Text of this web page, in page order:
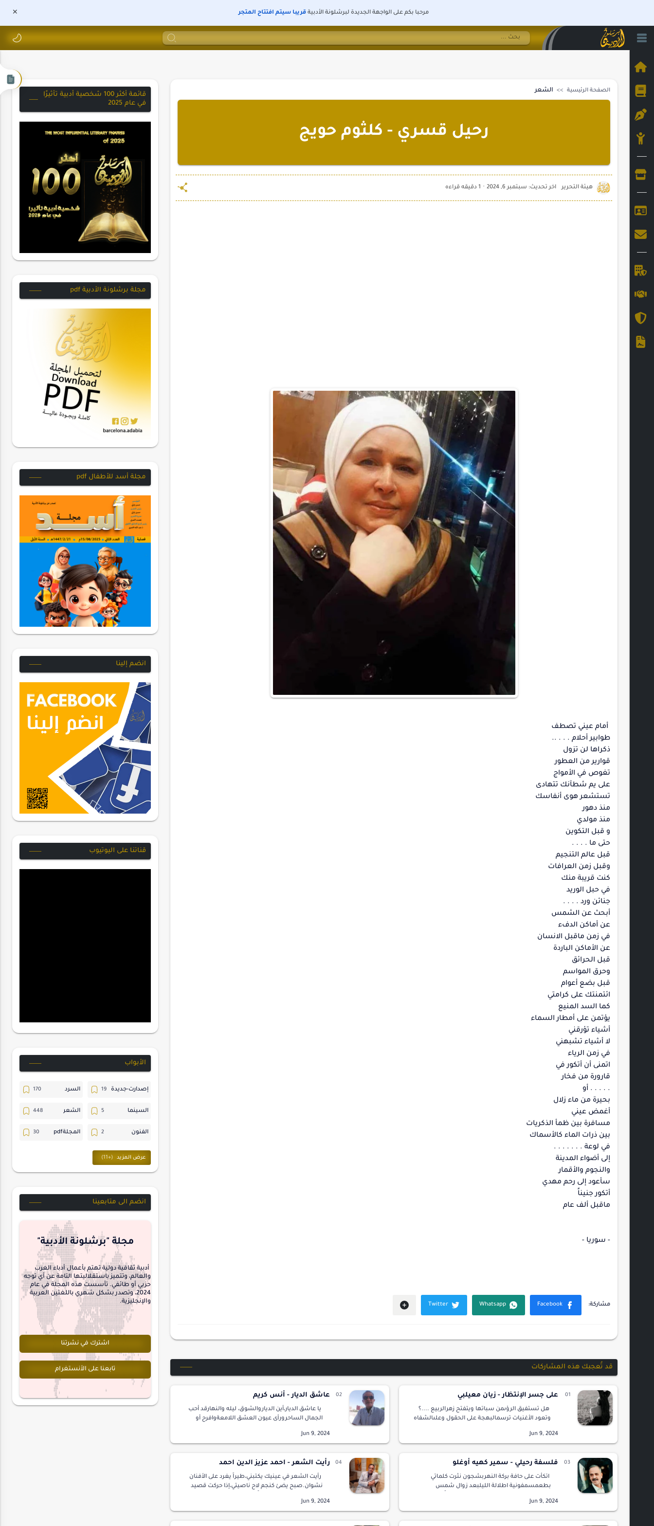
مرحبا بكم على الواجهة الجديدة لبرشلونة الأدبية قريبا سيتم افتتاح المتجر
الصفحة الرئيسية الشعر
رحيل قسري - كلثوم حويج
1 دقيقه قراءه
أمام عيني تصطف
طوابير أحلام . . . ..
ذكراها لن تزول
قوارير من العطور
تغوص في الأمواج
على يم شطآنك تتهادى
تستشعر هوى أنفاسك
منذ دهور
منذ مولدي
و قبل التكوين
حتى ما . . . .
قبل عالم التنجيم
وقبل زمن العرافات
كنت قريبة منك
في حبل الوريد
جنائن ورد . . . .
أبحث عن الشمس
عن أماكن الدفء
في زمن ماقبل الانسان
عن الأماكن الباردة
قبل الحرائق
وحرق المواسم
قبل بضع أعوام
ائتمنتك على كرامتي
كما السد المنيع
يؤتمن على أمطار السماء
أشياء تؤرقني
لا أشياء تشبهني
في زمن الرياء
اتمنى أن أتكور في
قارورة من فخار
. . . . . أو
بحيرة من ماء زلال
أغمض عيني
مسافرة بين ظمأ الذكريات
بين ذرات الماء كالأسماك
في لوعة . . . . . . .
إلى أضواء المدينة
والنجوم والأقمار
سأعود إلى رحم مهدي
أتكور جنيناً
ماقبل ألف عام
- سوريا -
قد تُعجبك هذه المشاركات
على جسر الإنتظار - زيان معيلبي
هل تستفيق الرؤىمن سباتها ويتفتح زهرالربيع ....؟
وتعود الأغنيات ترسمالبهجة على الحقول وعلىالشفاه
الأماسي وترقصعلى الضوء رقصتها البديع…
عاشق الديار - أنس كريم
يا عاشق الديار،أين الدياروالشوق، ليله والنهارقد أحب
الجمال الساحرورأى عيون العشق اللامعةوافرح أو
الوجوهصرت حالما وقلت هل منوعوديا عاشق ال…
فلسفة رحيلي - سمير كهيه أوغلو
اتكأت على حافة بركة النهربشجون نثرت كلماتي
بطعمسمفونية اطلالة الليلبعد زوال شمس
الوهميةأتقن لغة الحداثةوبقايا فلسفة الصمتلكنن…
رأيت الشعر - احمد عزيز الدين احمد
رأيت الشعر في عينيك يكتبني،طيراً يغرد على الأفنان
نشوان.صبح يضئ كنجم لاح ناصيتي،إذا حركت قصيد
كؤوس في العشق أزمان.يرسم فوق الجيد ا…
قائمة أكثر 100 شخصية أدبية تأثيرًا
في عام 2025
مجلة برشلونة الأدبية pdf
مجلة أسد للأطفال pdf
انضم إلينا
قناتنا على اليوتيوب
الأبواب
إصدارت-جديدة السرد
السينما الشعر
الفنون المجلةpdf
المسرح
حسن_يارتي حوارات
منشورتنا هايكو
interview
انضم الى متابعينا
مجلة "برشلونة الأدبية"
أدبية ثقافية دولية تهتم بأعمال أدباء العرب
والعالم، وتتميز باستقلاليتها التامة عن أي توجه
حزبي أو طائفي. تأسست هذه المجلة في عام
2024، وتصدر بشكل شهري باللغتين العربية
والإنجليزية.
اشترك في نشرتنا
تابعنا على الأنستغرام